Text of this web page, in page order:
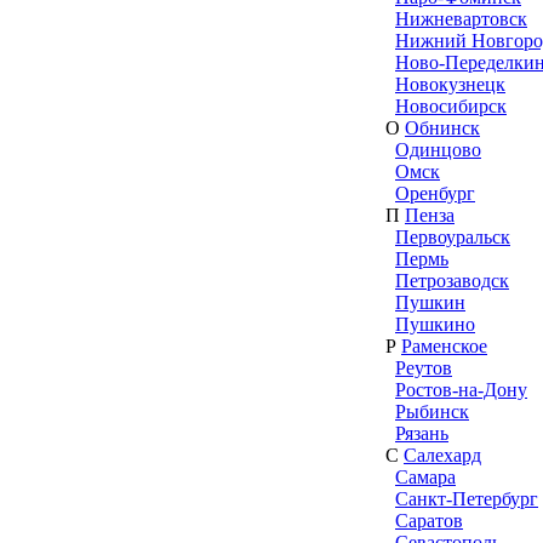
Нижневартовск
Нижний
Ново-
Новокузнецк
Новосибирск
О Обнинск
Одинцово
Омск
Оренбург
П Пенза
Первоуральск
Пермь
Петрозаводск
Пушкин
Пушкино
Р Раменское
Реутов
Ростов-на-Дону
Рыбинск
Рязань
С Салехард
Самара
Санкт-Петербург
Саратов